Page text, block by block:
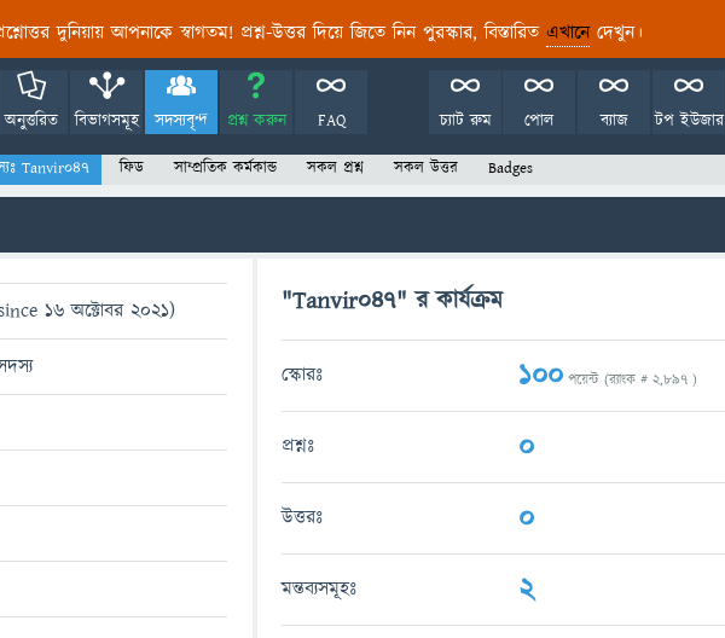
দুনিয়ায় আপনাকে স্বাগতম! প্রশ্ন-উত্তর দিয়ে জিতে নিন পুরস্কার, বিস্তারিত এখানেদেখুন।
অনুত্তরিত বিভাগসমূহ সদস্যবৃন্দ প্রশ্ন করুন FAQ টপ ইউজার
ব্যাজ
পোল
চ্যাট রুম
Tanvir047 ফিড সাম্প্রতিক কর্মকান্ড সকল প্রশ্ন সকল উত্তর Badges
16 অক্টোবর 2021) "Tanvir047" র কার্যক্রম
স্কোরঃ 100 পয়েন্ট (র‌্যাংক #2,897 )
প্রশ্নঃ 0
উত্তরঃ 0
মন্তব্যসমূহঃ 2